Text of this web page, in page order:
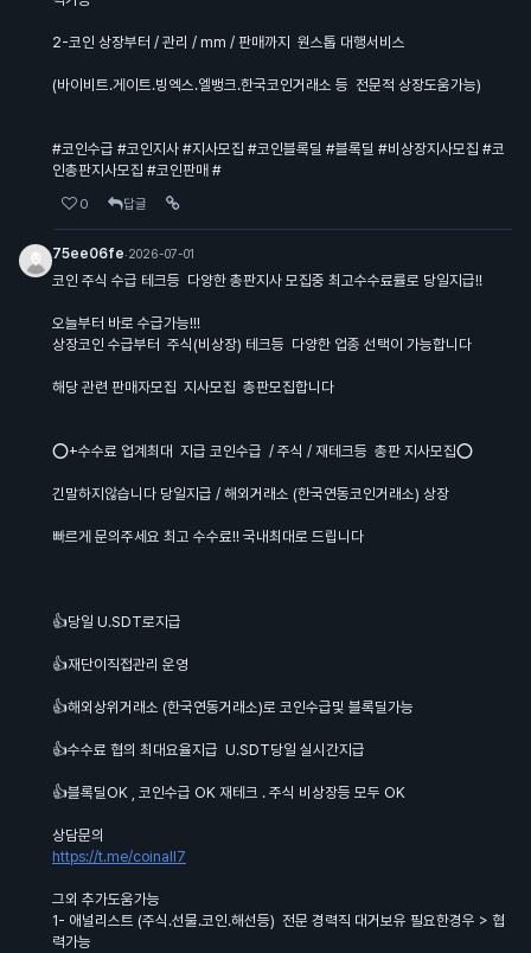
2-코인 상장부터 / 관리 / mm / 판매까지 원스톱 대행서비스
(바이비트.게이트.빙엑스.엘뱅크.한국코인거래소 등 전문적 상장도움가능)
#코인수급 #코인지사 #지사모집 #코인블록딜 #블록딜 #비상장지사모집 #코
인총판지사모집 #코인판매 #
0 답글
75ee06fe·2026-07-01
코인 주식 수급 테크등 다양한 총판지사 모집중 최고수수료률로 당일지급!!
오늘부터 바로 수급가능!!!
상장코인 수급부터 주식(비상장) 테크등 다양한 업종 선택이 가능합니다
해당 관련 판매자모집 지사모집 총판모집합니다
⭕+수수료 업계최대 지급 코인수급 / 주식 / 재테크등 총판 지사모집⭕
긴말하지않습니다 당일지급 / 해외거래소 (한국연동코인거래소) 상장
빠르게 문의주세요 최고 수수료!! 국내최대로 드립니다
👍당일 U.SDT로지급
👍재단이직접관리 운영
👍해외상위거래소 (한국연동거래소)로 코인수급및 블록딜가능
👍수수료 협의 최대요율지급 U.SDT당일 실시간지급
👍블록딜OK , 코인수급 OK 재테크 . 주식 비상장등 모두 OK
상담문의
https://t.me/coinall7
그외 추가도움가능
1- 애널리스트 (주식.선물.코인.해선등) 전문 경력직 대거보유 필요한경우 > 협
력가능